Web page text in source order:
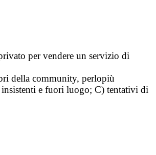
per vendere un servizio di
della community, perlopiù
e fuori luogo; C) tentativi di